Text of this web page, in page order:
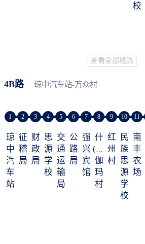
校
查看全部线路
4B路 琼中汽车站-万众村
1
琼
中
汽
车
站
2
征
稽
局
3
财
政
局
4
思
源
学
校
5
交
通
运
输
局
6
公
路
局
7
强
兴
宾
馆
8
什
(zá)
伽
玛
村
9
红
州
村
10
民
族
思
源
学
校
11
南
丰
农
场